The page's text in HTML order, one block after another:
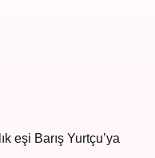
eşi Barış Yurtçu’ya